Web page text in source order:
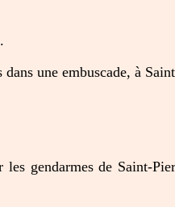
une embuscade, à
gendarmes de Saint-